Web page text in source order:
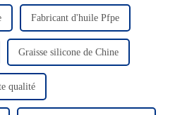
Fabricant d'huile Pfpe
Graisse silicone de Chine
qualité